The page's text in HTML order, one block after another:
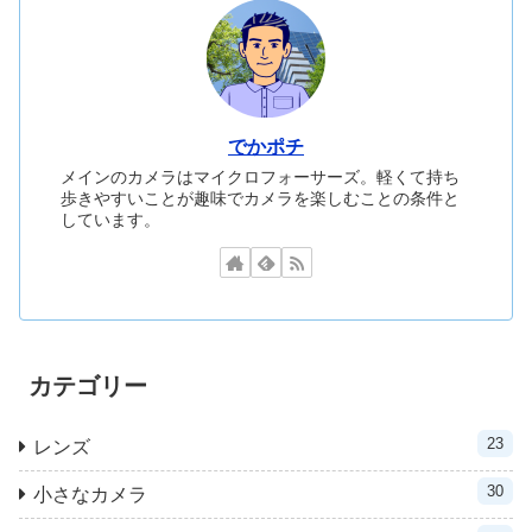
でかポチ
メインのカメラはマイクロフォーサーズ。軽くて持ち
歩きやすいことが趣味でカメラを楽しむことの条件と
しています。
カテゴリー
レンズ 23
小さなカメラ 30